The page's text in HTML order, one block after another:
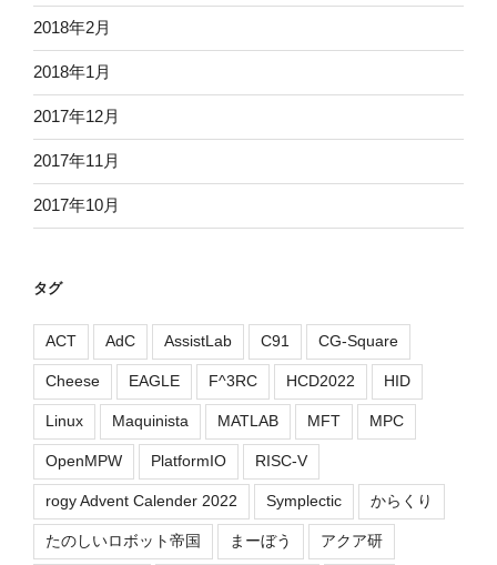
2018年2月
2018年1月
2017年12月
2017年11月
2017年10月
タグ
ACT AdC AssistLab C91 CG-Square
Cheese EAGLE F^3RC HCD2022 HID
Linux Maquinista MATLAB MFT MPC
OpenMPW PlatformIO RISC-V
rogy Advent Calender 2022 Symplectic からくり
たのしいロボット帝国 まーぼう アクア研